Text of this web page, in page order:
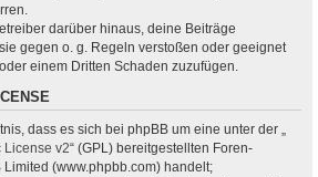
darüber hinaus, deine Beiträge
gegen o. g. Regeln verstoßen oder geeignet
einem Dritten Schaden zuzufügen.
dass es sich bei phpBB um eine unter der „
License v2“ (GPL) bereitgestellten Foren-
(www.phpbb.com) handelt;